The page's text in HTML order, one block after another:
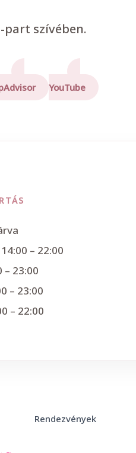
part szívében.
YouTube
– 22:00
– 23:00
– 23:00
– 22:00
Rendezvények